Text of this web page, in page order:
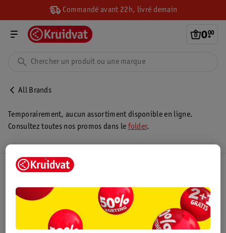
Commandé avant 22h, livré demain
0.
00
All Brands
Temporairement, aucun assortiment disponible en ligne.
Consultez toutes nos promos dans le folder.